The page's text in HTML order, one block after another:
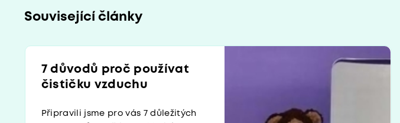
Související články
7 důvodů proč používat
čističku vzduchu
Připravili jsme pro vás 7 důležitých